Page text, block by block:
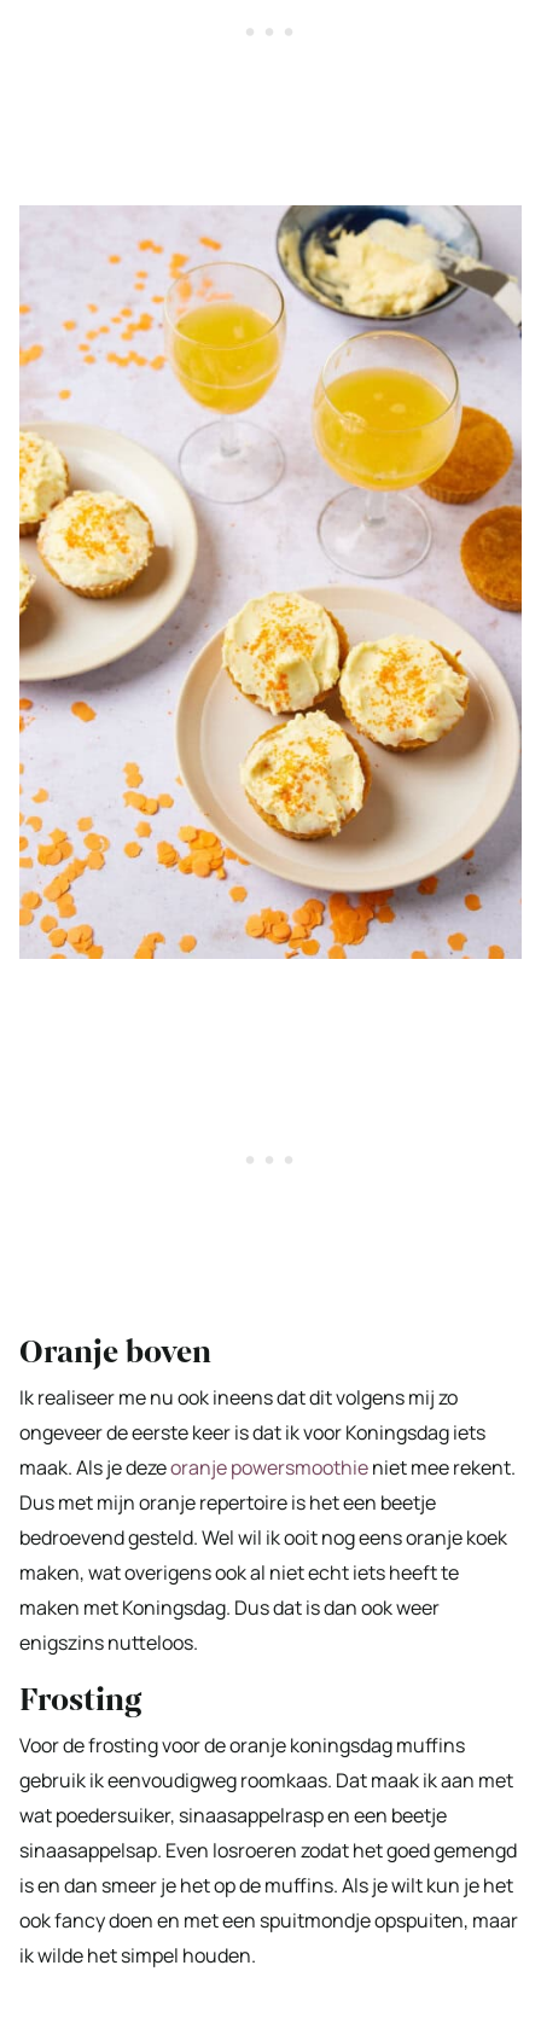
Oranje boven
Ik realiseer me nu ook ineens dat dit volgens mij zo
ongeveer de eerste keer is dat ik voor Koningsdag iets
maak. Als je dezeoranje powersmoothieniet mee rekent.
Dus met mijn oranje repertoire is het een beetje
bedroevend gesteld. Wel wil ik ooit nog eens oranje koek
maken, wat overigens ook al niet echt iets heeft te
maken met Koningsdag. Dus dat is dan ook weer
enigszins nutteloos.
Frosting
Voor de frosting voor de oranje koningsdag muffins
gebruik ik eenvoudigweg roomkaas. Dat maak ik aan met
wat poedersuiker, sinaasappelrasp en een beetje
sinaasappelsap. Even losroeren zodat het goed gemengd
is en dan smeer je het op de muffins. Als je wilt kun je het
ook fancy doen en met een spuitmondje opspuiten, maar
ik wilde het simpel houden.